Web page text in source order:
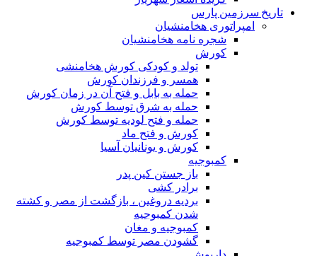
تاریخ سرزمین پارس
امپراتوری هخامنشیان
شجره نامه هخامنشیان
کورش
تولد و کودکی کورش هخامنشی
همسر و فرزندان کورش
حمله به بابل و فتح آن در زمان کورش
حمله به شرق توسط کورش
حمله و فتح لودیه توسط کورش
کورش و فتح ماد
کورش و یونانیان آسیا
کمبوجیه
باز جستن کین پدر
برادر کشی
بردیه دروغین ، بازگشت از مصر و کشته
شدن کمبوجیه
کمبوجیه و مغان
گشودن مصر توسط کمبوجیه